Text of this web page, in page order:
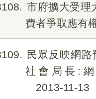
市府擴大受理
費者爭取應有
民眾反映網
社會局長:
2013-11-13